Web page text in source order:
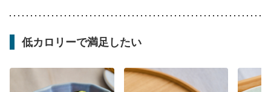
低カロリーで満足したい